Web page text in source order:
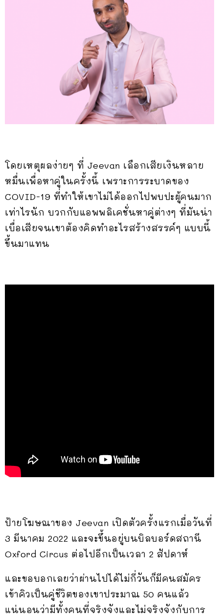
โดยเหตุผลง่ายๆ ที่ Jeevan เลือกเสียเงินหลาย
หมื่นเพื่อหาคู่ในครั้งนี้ เพราะการระบาดของ
COVID-19 ที่ทำให้เขาไม่ได้ออกไปพบปะผู้คนมาก
เท่าไรนัก บวกกับแอพพลิเคชั่นหาคู่ต่างๆ ที่มันน่า
เบื่อเสียจนเขาต้องคิดทำอะไรสร้างสรรค์ๆ แบบนี้
ขึ้นมาแทน
ป้ายโฆษณาของ Jeevan เปิดตัวครั้งแรกเมื่อวันที่
3 มีนาคม 2022 และจะขึ้นอยู่บนบิลบอร์ดสถานี
Oxford Circus ต่อไปอีกเป็นเวลา 2 สัปดาห์
และขอบอกเลยว่าผ่านไปได้ไม่กี่วันก็มีคนสมัคร
เข้าคิวเป็นคู่ชีวิตของเขาประมาณ 50 คนแล้ว
แน่นอนว่ามีทั้งคนที่จริงจังและไม่จริงจังกับการ